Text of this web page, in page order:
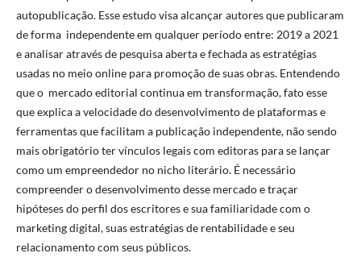
autopublicação. Esse estudo visa alcançar autores que publicaram
de forma independente em qualquer período entre: 2019 a 2021
e analisar através de pesquisa aberta e fechada as estratégias
usadas no meio online para promoção de suas obras. Entendendo
que o mercado editorial continua em transformação, fato esse
que explica a velocidade do desenvolvimento de plataformas e
ferramentas que facilitam a publicação independente, não sendo
mais obrigatório ter vínculos legais com editoras para se lançar
como um empreendedor no nicho literário. É necessário
compreender o desenvolvimento desse mercado e traçar
hipóteses do perfil dos escritores e sua familiaridade com o
marketing digital, suas estratégias de rentabilidade e seu
relacionamento com seus públicos.